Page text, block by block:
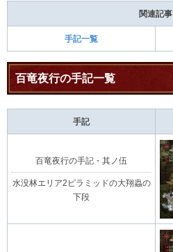
関連記事
手記一覧
百竜夜行の手記一覧
手記
百竜夜行の手記・其ノ伍
水没林エリア2ピラミッドの大翔蟲の
下段